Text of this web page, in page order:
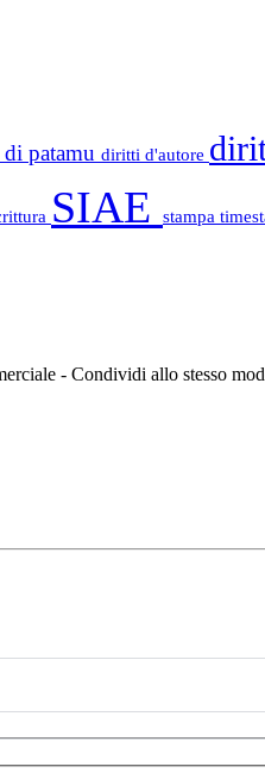
patamu diritti d'autore
SIAE stampa
- Condividi allo stesso